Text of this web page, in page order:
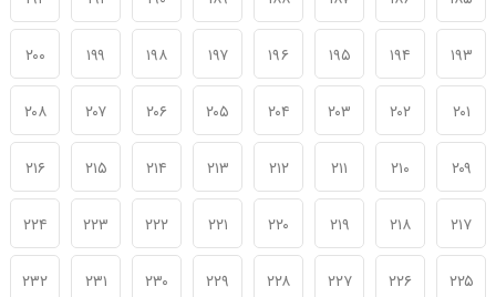
۱۹۳ ۱۹۴ ۱۹۵ ۱۹۶ ۱۹۷ ۱۹۸ ۱۹۹ ۲۰۰
۲۰۱ ۲۰۲ ۲۰۳ ۲۰۴ ۲۰۵ ۲۰۶ ۲۰۷ ۲۰۸
۲۰۹ ۲۱۰ ۲۱۱ ۲۱۲ ۲۱۳ ۲۱۴ ۲۱۵ ۲۱۶
۲۱۷ ۲۱۸ ۲۱۹ ۲۲۰ ۲۲۱ ۲۲۲ ۲۲۳ ۲۲۴
۲۲۵ ۲۲۶ ۲۲۷ ۲۲۸ ۲۲۹ ۲۳۰ ۲۳۱ ۲۳۲